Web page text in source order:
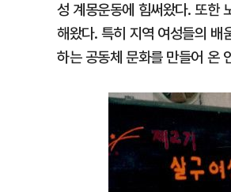
성 계몽운동에 힘써왔다. 또한
해왔다. 특히 지역 여성들의 배
하는 공동체 문화를 만들어 온